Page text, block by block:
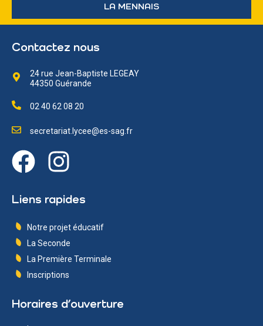
LA MENNAIS
Contactez nous
24 rue Jean-Baptiste LEGEAY
44350 Guérande
02 40 62 08 20
secretariat.lycee@es-sag.fr
Liens rapides
Notre projet éducatif
La Seconde
La Première Terminale
Inscriptions
Horaires d’ouverture